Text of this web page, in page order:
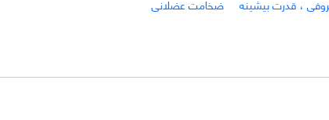
، قدرت بیشینه
ضخامت عضلانی